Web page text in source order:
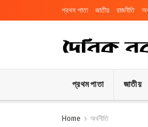
প্রথম পাতা জাতীয় রাজনীতি
প্রথম পাতা জাতীয়
Home অর্থনীতি